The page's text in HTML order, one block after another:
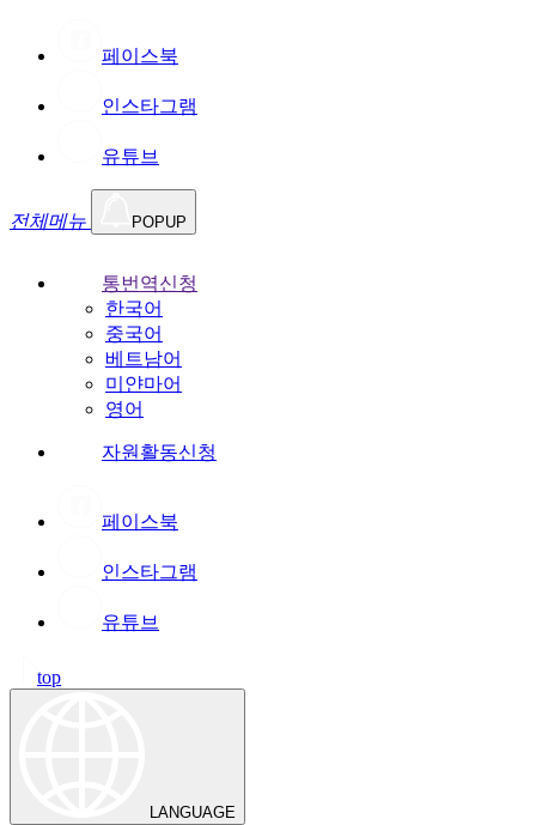
페이스북
인스타그램
유튜브
전체메뉴 POPUP
통번역신청
한국어
중국어
베트남어
미얀마어
영어
자원활동신청
페이스북
인스타그램
유튜브
top
LANGUAGE